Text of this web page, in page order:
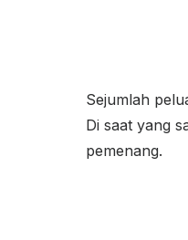
Sejumlah
Di saat yang
pemenang.